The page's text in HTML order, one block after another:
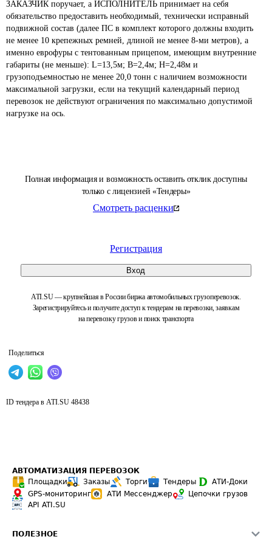
Полная информация и возможность оставить отклик доступны
только с лицензией «Тендеры»
Смотреть расценки
Регистрация
Вход
ATI.SU — крупнейшая в России биржа автомобильных грузоперевозок.
Зарегистрируйтесь и получите доступ к тендерам на перевозки, заявкам
на перевозку грузов и поиск транспорта
Поделиться
ЗАКАЗЧИК поручает, а ИСПОЛНИТЕЛЬ принимает на себя
обязательство предоставить необходимый, технически исправный
подвижной состав (далее ПС в комплект которого должны входить
не менее 10 крепежных ремней, длиной не менее 8-ми метров), а
именно еврофуры с тентованным прицепом, имеющим внутренние
габариты (не меньше): L=13,5м; В=2,4м; Н=2,48м и
грузоподъемностью не менее 20,0 тонн с наличием возможности
максимальной загрузки, если на текущий календарный период
перевозок не действуют ограничения по максимально допустимой
нагрузке на ось.
ID тендера в ATI.SU 48438
АВТОМАТИЗАЦИЯ ПЕРЕВОЗОК
Площадки
Заказы Торги Тендеры
АТИ-Доки
GPS-мониторинг
АТИ Мессенджер
Цепочки грузов
API ATI.SU
ПОЛЕЗНОЕ